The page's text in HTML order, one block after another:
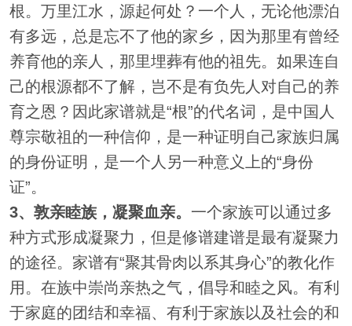
根。万里江水，源起何处？一个人，无论他漂泊
有多远，总是忘不了他的家乡，因为那里有曾经
养育他的亲人，那里埋葬有他的祖先。如果连自
己的根源都不了解，岂不是有负先人对自己的养
育之恩？因此家谱就是“根”的代名词，是中国人
尊宗敬祖的一种信仰，是一种证明自己家族归属
的身份证明，是一个人另一种意义上的“身份
证”。
3、敦亲睦族，凝聚血亲。 一个家族可以通过多
种方式形成凝聚力，但是修谱建谱是最有凝聚力
的途径。家谱有“聚其骨肉以系其身心”的教化作
用。在族中崇尚亲热之气，倡导和睦之风。有利
于家庭的团结和幸福、有利于家族以及社会的和